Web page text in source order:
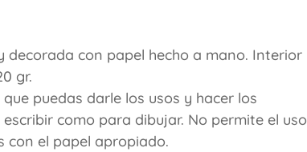
decorada con papel hecho a mano. Interior
gr.
puedas darle los usos y hacer los
como para dibujar. No permite el uso
con el papel apropiado.